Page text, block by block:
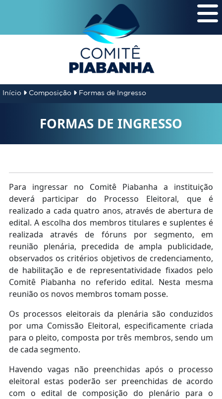
Início Composição Formas de Ingresso
FORMAS DE INGRESSO
Para ingressar no Comitê Piabanha a instituição
deverá participar do Processo Eleitoral, que é
realizado a cada quatro anos, através de abertura de
edital. A escolha dos membros titulares e suplentes é
realizada através de fóruns por segmento, em
reunião plenária, precedida de ampla publicidade,
observados os critérios objetivos de credenciamento,
de habilitação e de representatividade fixados pelo
Comitê Piabanha no referido edital. Nesta mesma
reunião os novos membros tomam posse.
Os processos eleitorais da plenária são conduzidos
por uma Comissão Eleitoral, especificamente criada
para o pleito, composta por três membros, sendo um
de cada segmento.
Havendo vagas não preenchidas após o processo
eleitoral estas poderão ser preenchidas de acordo
com o edital de composição do plenário para o